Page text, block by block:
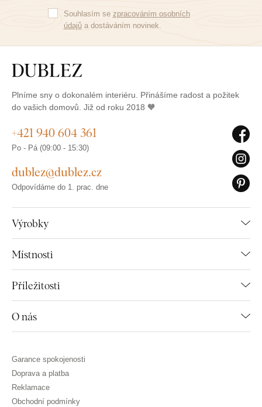
Souhlasím se zpracováním osobních
údajůa dostáváním novinek.
Plníme sny o dokonalém interiéru. Přinášíme radost a požitek
do vašich domovů. Již od roku 2018 🧡
Výrobky
Místnosti
Příležitosti
O nás
+421 940 604 361
Po - Pá (09:00 - 15:30)
dublez@dublez.cz
Odpovídáme do 1. prac. dne
Garance spokojenosti
Doprava a platba
Reklamace
Obchodní podmínky